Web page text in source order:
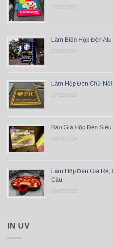
27/05/2022
Làm Biển Hộp Đèn
23/02/2024
Làm Hộp Đèn Chữ
27/11/2023
Báo Giá Hộp Đèn
06/03/2024
Làm Hộp Đèn Giá Rẻ,
Cầu
09/05/2023
IN UV